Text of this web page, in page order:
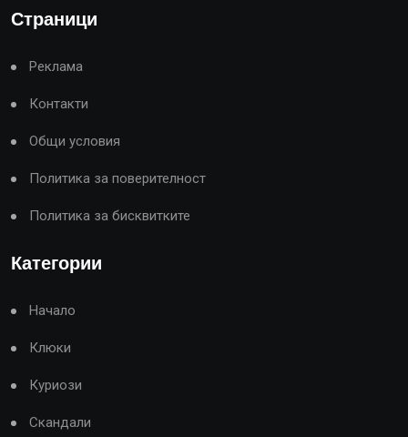
Страници
Реклама
Контакти
Общи условия
Политика за поверителност
Политика за бисквитките
Категории
Начало
Клюки
Куриози
Скандали